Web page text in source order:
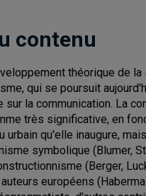
contenu
théorique de
qui se poursuit
la communication. La
très significative, en
urbain qu'elle inaugure,
symbolique (Blumer,
(Berger,
européens